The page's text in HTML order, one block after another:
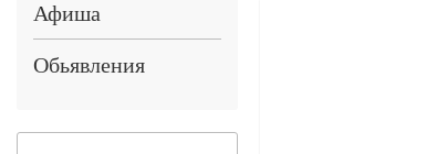
Афиша
Обьявления